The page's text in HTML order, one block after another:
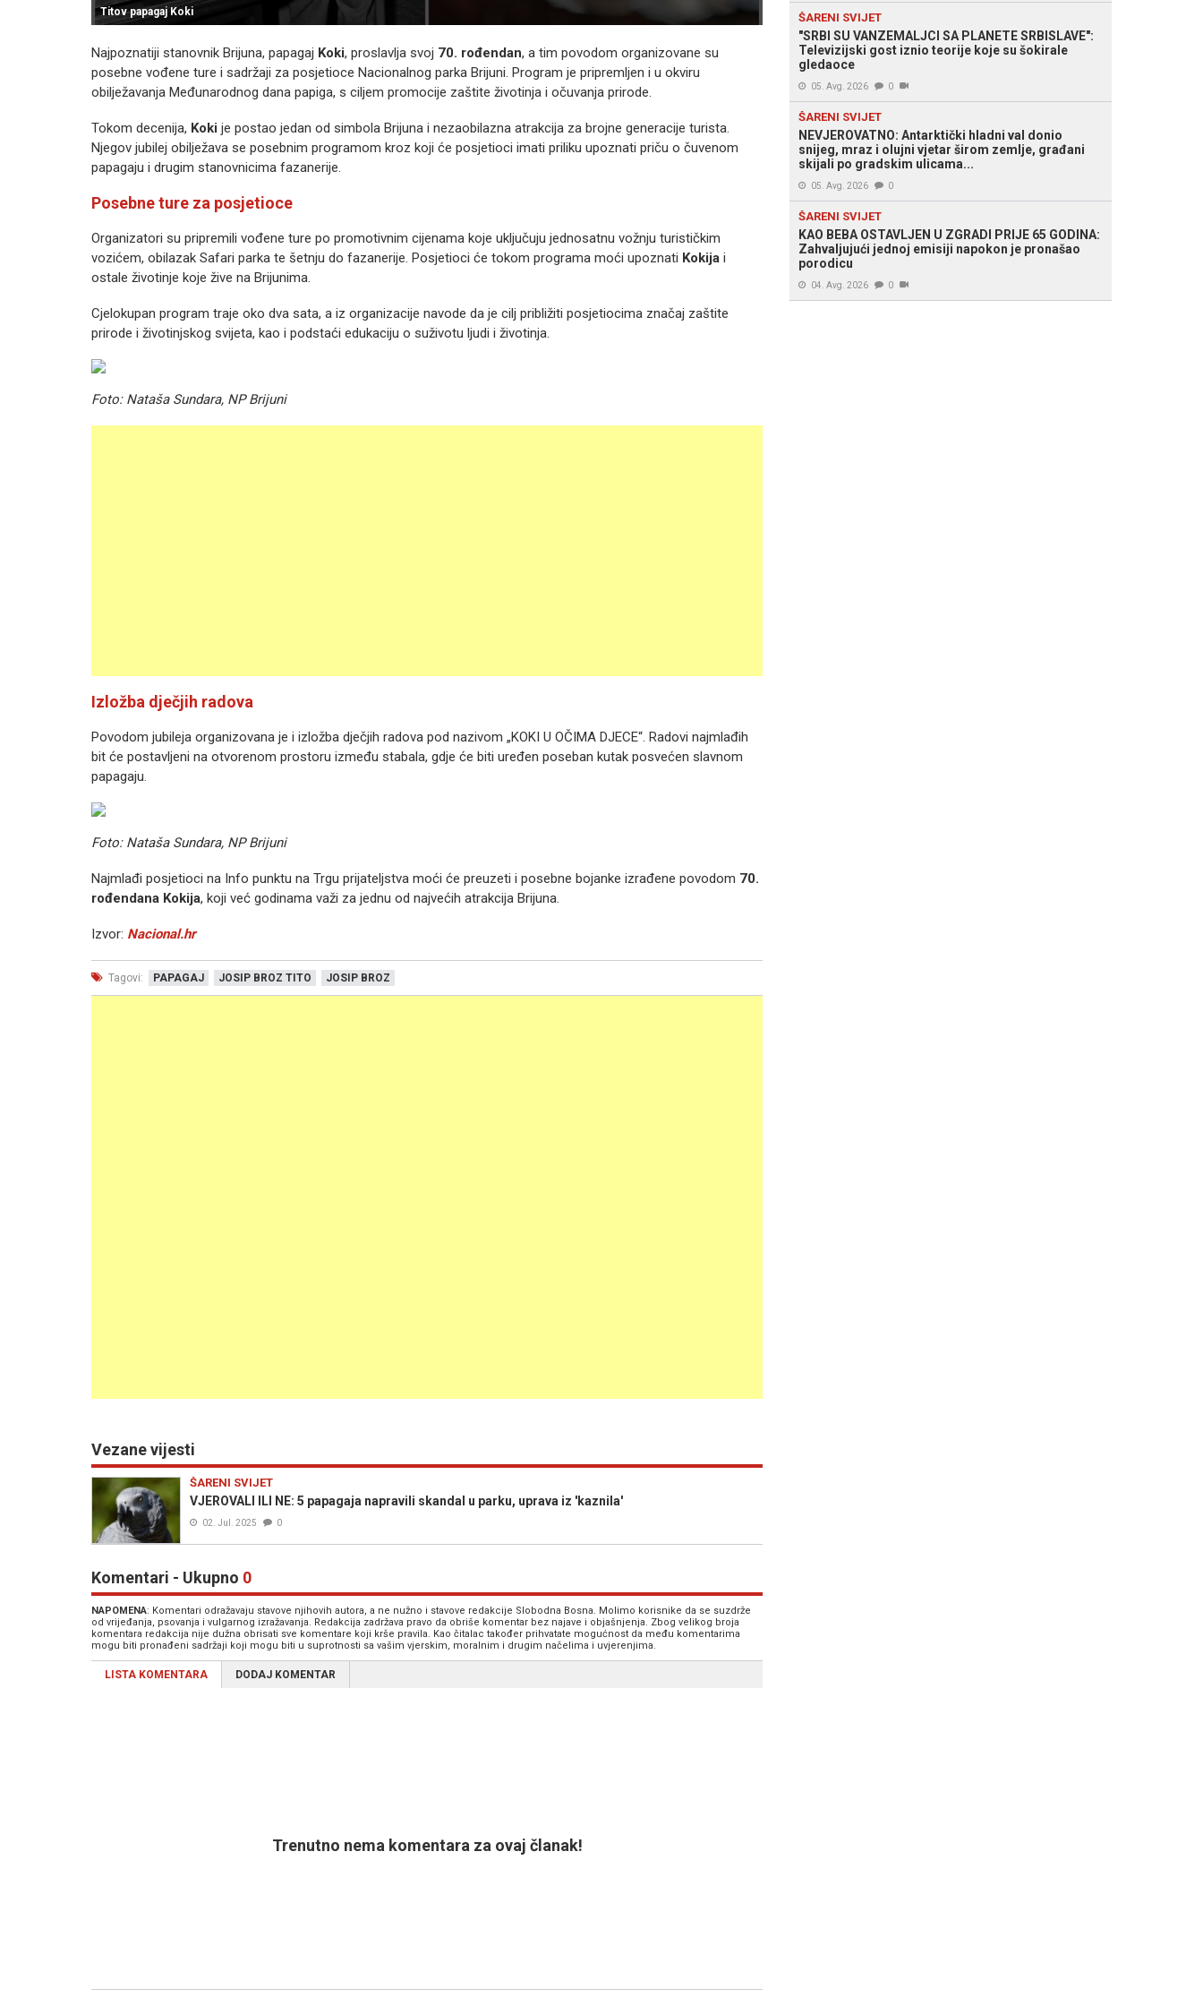
Titov papagaj Koki
Najpoznatiji stanovnik Brijuna, papagaj Koki, proslavlja svoj 70. rođendan, a tim povodom organizovane su
posebne vođene ture i sadržaji za posjetioce Nacionalnog parka Brijuni. Program je pripremljen i u okviru
obilježavanja Međunarodnog dana papiga, s ciljem promocije zaštite životinja i očuvanja prirode.
Tokom decenija, Koki je postao jedan od simbola Brijuna i nezaobilazna atrakcija za brojne generacije turista.
Njegov jubilej obilježava se posebnim programom kroz koji će posjetioci imati priliku upoznati priču o čuvenom
papagaju i drugim stanovnicima fazanerije.
Posebne ture za posjetioce
Organizatori su pripremili vođene ture po promotivnim cijenama koje uključuju jednosatnu vožnju turističkim
vozićem, obilazak Safari parka te šetnju do fazanerije. Posjetioci će tokom programa moći upoznati Kokija i
ostale životinje koje žive na Brijunima.
Cjelokupan program traje oko dva sata, a iz organizacije navode da je cilj približiti posjetiocima značaj zaštite
prirode i životinjskog svijeta, kao i podstaći edukaciju o suživotu ljudi i životinja.
Foto: Nataša Sundara, NP Brijuni
Izložba dječjih radova
Povodom jubileja organizovana je i izložba dječjih radova pod nazivom „KOKI U OČIMA DJECE“. Radovi najmlađih
bit će postavljeni na otvorenom prostoru između stabala, gdje će biti uređen poseban kutak posvećen slavnom
papagaju.
Foto: Nataša Sundara, NP Brijuni
Najmlađi posjetioci na Info punktu na Trgu prijateljstva moći će preuzeti i posebne bojanke izrađene povodom 70.
rođendana Kokija, koji već godinama važi za jednu od najvećih atrakcija Brijuna.
Izvor: Nacional.hr
Tagovi: PAPAGAJ JOSIP BROZ TITO JOSIP BROZ
Vezane vijesti
ŠARENI SVIJET
VJEROVALI ILI NE: 5 papagaja napravili skandal u parku, uprava iz 'kaznila'
02. Jul. 2025 0
Komentari - Ukupno 0
NAPOMENA: Komentari odražavaju stavove njihovih autora, a ne nužno i stavove redakcije Slobodna Bosna. Molimo korisnike da se suzdrže
od vrijeđanja, psovanja i vulgarnog izražavanja. Redakcija zadržava pravo da obriše komentar bez najave i objašnjenja. Zbog velikog broja
komentara redakcija nije dužna obrisati sve komentare koji krše pravila. Kao čitalac također prihvatate mogućnost da među komentarima
mogu biti pronađeni sadržaji koji mogu biti u suprotnosti sa vašim vjerskim, moralnim i drugim načelima i uvjerenjima.
LISTA KOMENTARA DODAJ KOMENTAR
Trenutno nema komentara za ovaj članak!
ŠARENI SVIJET
"SRBI SU VANZEMALJCI SA PLANETE SRBISLAVE":
Televizijski gost iznio teorije koje su šokirale
gledaoce
05. Avg. 2026 0
ŠARENI SVIJET
NEVJEROVATNO: Antarktički hladni val donio
snijeg, mraz i olujni vjetar širom zemlje, građani
skijali po gradskim ulicama...
05. Avg. 2026 0
ŠARENI SVIJET
KAO BEBA OSTAVLJEN U ZGRADI PRIJE 65 GODINA:
Zahvaljujući jednoj emisiji napokon je pronašao
porodicu
04. Avg. 2026 0